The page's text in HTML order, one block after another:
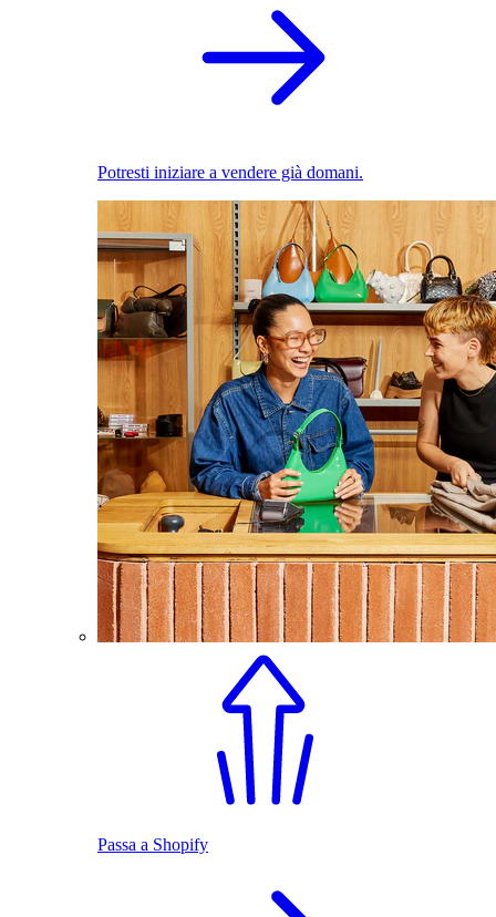
Potresti iniziare a vendere già domani.
Passa a Shopify